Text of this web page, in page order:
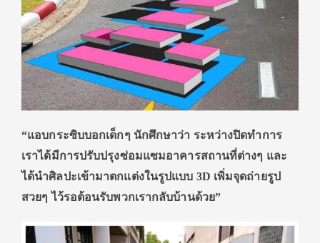
“แอบกระซิบบอกเด็กๆ นักศึกษาว่า ระหว่างปิดทำการ
เราได้มีการปรับปรุงซ่อมแซมอาคารสถานที่ต่างๆ และ
ได้นำศิลปะเข้ามาตกแต่งในรูปแบบ 3D เพิ่มจุดถ่ายรูป
สวยๆ ไว้รอต้อนรับพวกเรากลับบ้านด้วย”